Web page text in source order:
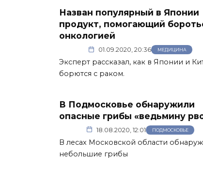
Назван популярный в Японии
продукт, помогающий
онкологией
01.09.2020, 20:36 МЕДИЦИНА
Эксперт рассказал, как в Японии и
борются с раком.
В Подмосковье обнаружили
опасные грибы «ведьмину
18.08.2020, 12:01 ПОДМОСКОВЬЕ
В лесах Московской области
небольшие грибы